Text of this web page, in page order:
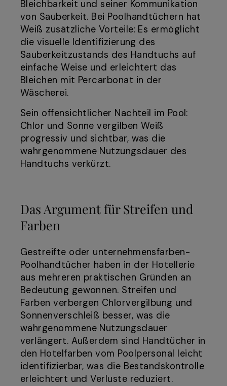
Bleichbarkeit und seiner Kommunikation
von Sauberkeit. Bei Poolhandtüchern hat
Weiß zusätzliche Vorteile: Es ermöglicht
die visuelle Identifizierung des
Sauberkeitzustands des Handtuchs auf
einfache Weise und erleichtert das
Bleichen mit Percarbonat in der
Wäscherei.
Sein offensichtlicher Nachteil im Pool:
Chlor und Sonne vergilben Weiß
progressiv und sichtbar, was die
wahrgenommene Nutzungsdauer des
Handtuchs verkürzt.
Das Argument für Streifen und
Farben
Gestreifte oder unternehmensfarben-
Poolhandtücher haben in der Hotellerie
aus mehreren praktischen Gründen an
Bedeutung gewonnen. Streifen und
Farben verbergen Chlorvergilbung und
Sonnenverschleiß besser, was die
wahrgenommene Nutzungsdauer
verlängert. Außerdem sind Handtücher in
den Hotelfarben vom Poolpersonal leicht
identifizierbar, was die Bestandskontrolle
erleichtert und Verluste reduziert.